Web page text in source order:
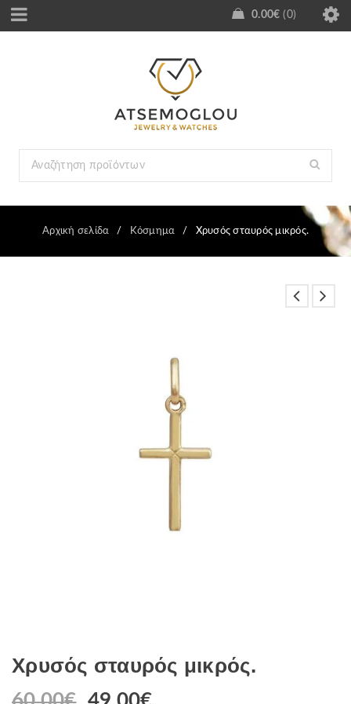
0.00€ 0
Αρχική σελίδα / Κόσμημα / Χρυσός σταυρός μικρός.
Χρυσός σταυρός μικρός.